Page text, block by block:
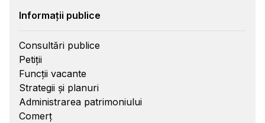
Informații publice
Consultări publice
Petiții
Funcții vacante
Strategii și planuri
Administrarea patrimoniului
Comerț